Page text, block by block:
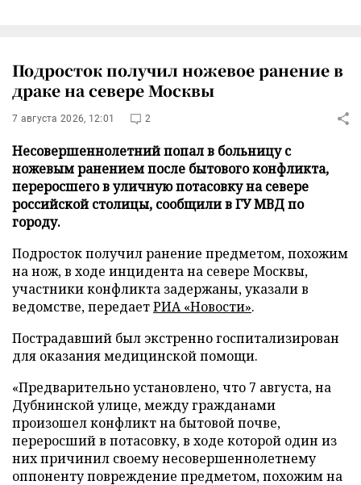
Подросток получил ножевое ранение в
драке на севере Москвы
7 августа 2026, 12:01 2
Несовершеннолетний попал в больницу с
ножевым ранением после бытового конфликта,
переросшего в уличную потасовку на севере
российской столицы, сообщили в ГУ МВД по
городу.
Подросток получил ранение предметом, похожим
на нож, в ходе инцидента на севере Москвы,
участники конфликта задержаны, указали в
ведомстве, передаетРИА «Новости».
Пострадавший был экстренно госпитализирован
для оказания медицинской помощи.
«Предварительно установлено, что 7 августа, на
Дубнинской улице, между гражданами
произошел конфликт на бытовой почве,
переросший в потасовку, в ходе которой один из
них причинил своему несовершеннолетнему
оппоненту повреждение предметом, похожим на